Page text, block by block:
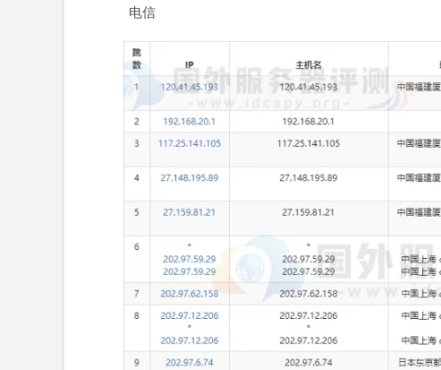
电信